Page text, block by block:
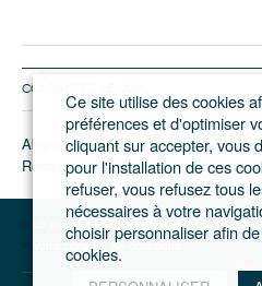
CONTACTEZ LE JGP
Abonnement/pub
Rédaction
Le journal du Grand Paris – L'actualité du
Votre compte
Se connecter
Ce site utilise des cookies
préférences et d'optimiser
cliquant sur accepter, vous
pour l'installation de ces
refuser, vous refusez tous
nécessaires à votre
choisir personnaliser afin
cookies.